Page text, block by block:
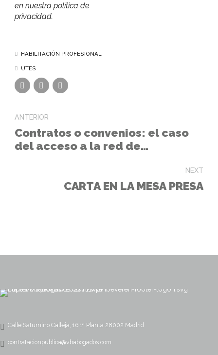
en nuestra política de
privacidad.
HABILITACIÓN PROFESIONAL
UTES
ANTERIOR
Contratos o convenios: el caso
del acceso a la red de
NEXT
CARTA EN LA MESA PRESA
Calle Saturnino Calleja, 16 1ª Planta 28002 Madrid
contratacionpublica@vbabogados.com